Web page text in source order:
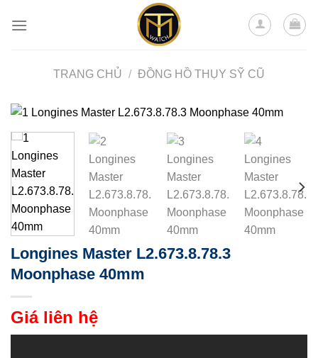
TRANG CHỦ / ĐỒNG HỒ THỤY SỸ CŨ
Longines Master L2.673.8.78.3
Moonphase 40mm
Giá liên hệ